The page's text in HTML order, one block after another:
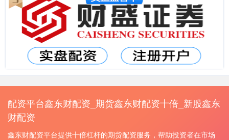
配资平台鑫东财配资_期货鑫东财配资十倍_新股鑫东
财配资
鑫东财配资平台提供十倍杠杆的期货配资服务，帮助投资者在市场